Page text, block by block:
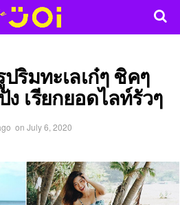
ปริมทะเลเก๋ๆ ชิคๆ
เรียกยอดไลท์รัวๆ
on July 6, 2020